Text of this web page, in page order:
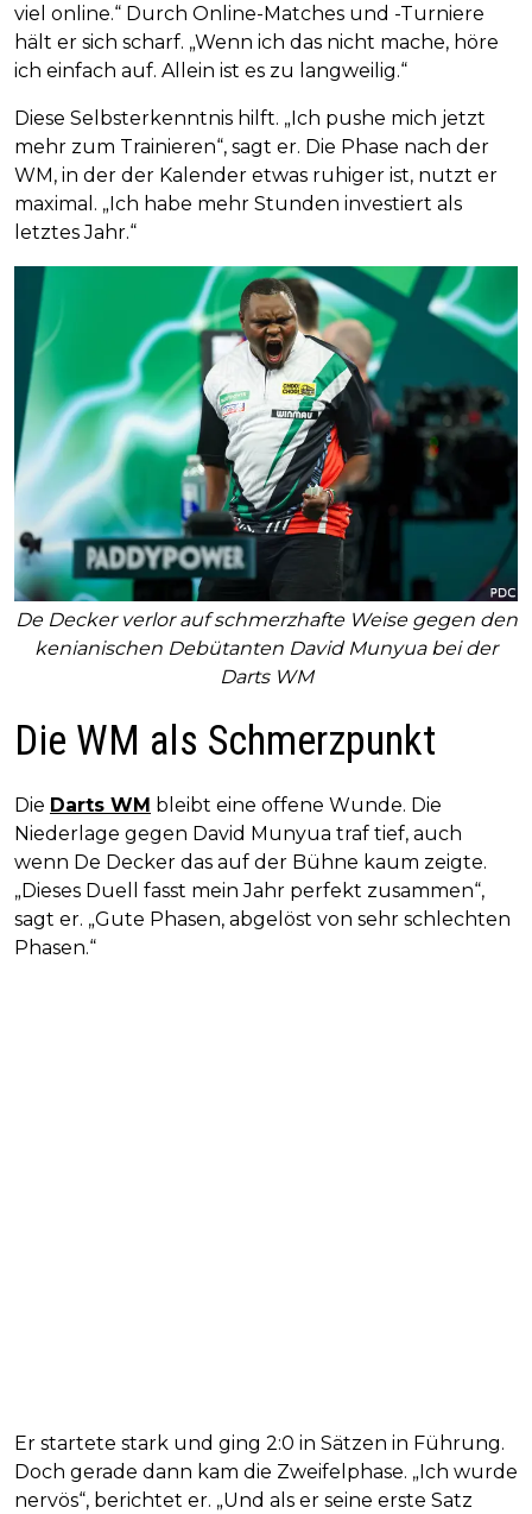
viel online.“ Durch Online-Matches und -Turniere
hält er sich scharf. „Wenn ich das nicht mache, höre
ich einfach auf. Allein ist es zu langweilig.“
Diese Selbsterkenntnis hilft. „Ich pushe mich jetzt
mehr zum Trainieren“, sagt er. Die Phase nach der
WM, in der der Kalender etwas ruhiger ist, nutzt er
maximal. „Ich habe mehr Stunden investiert als
letztes Jahr.“
De Decker verlor auf schmerzhafte Weise gegen den
kenianischen Debütanten David Munyua bei der
Darts WM
Die WM als Schmerzpunkt
Die Darts WM bleibt eine offene Wunde. Die
Niederlage gegen David Munyua traf tief, auch
wenn De Decker das auf der Bühne kaum zeigte.
„Dieses Duell fasst mein Jahr perfekt zusammen“,
sagt er. „Gute Phasen, abgelöst von sehr schlechten
Phasen.“
Er startete stark und ging 2:0 in Sätzen in Führung.
Doch gerade dann kam die Zweifelphase. „Ich wurde
nervös“, berichtet er. „Und als er seine erste Satz